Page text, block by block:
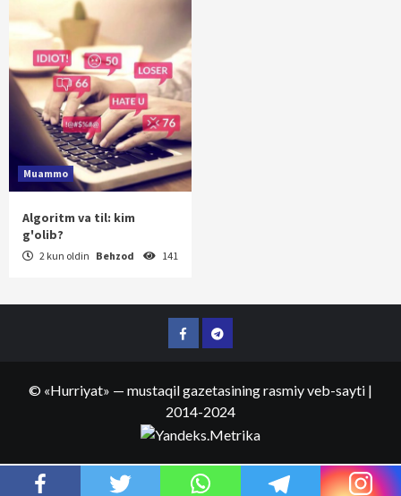
Muammo
Algoritm va til: kim
g'olib?
2 kun oldin Behzod 141
FacebookTelegram
© «Hurriyat» — mustaqil gazetasining rasmiy veb-sayti |
2014-2024